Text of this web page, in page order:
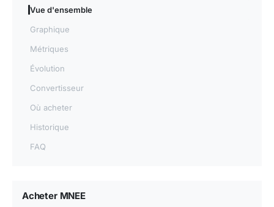
Vue d'ensemble
Graphique
Métriques
Évolution
Convertisseur
Où acheter
Historique
FAQ
Acheter MNEE